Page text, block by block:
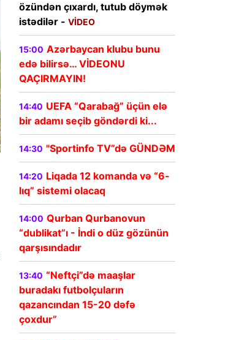
özündən çıxardı, tutub döymək
istədilər - VİDEO
15:00 Azərbaycan klubu bunu
edə bilirsə… VİDEONU
QAÇIRMAYIN!
14:40 UEFA “Qarabağ” üçün elə
bir adamı seçib göndərdi ki...
14:30 "Sportinfo TV”də GÜNDƏM
14:20 Liqada 12 komanda və “6-
lıq” sistemi olacaq
14:00 Qurban Qurbanovun
“dublikat”ı - İndi o düz gözünün
qarşısındadır
13:40 “Neftçi”də maaşlar
buradakı futbolçuların
qazancından 15-20 dəfə
çoxdur”